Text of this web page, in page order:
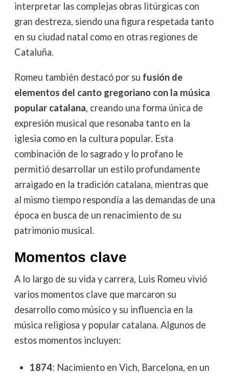
interpretar las complejas obras litúrgicas con
gran destreza, siendo una figura respetada tanto
en su ciudad natal como en otras regiones de
Cataluña.
Romeu también destacó por su fusión de
elementos del canto gregoriano con la música
popular catalana, creando una forma única de
expresión musical que resonaba tanto en la
iglesia como en la cultura popular. Esta
combinación de lo sagrado y lo profano le
permitió desarrollar un estilo profundamente
arraigado en la tradición catalana, mientras que
al mismo tiempo respondía a las demandas de una
época en busca de un renacimiento de su
patrimonio musical.
Momentos clave
A lo largo de su vida y carrera, Luis Romeu vivió
varios momentos clave que marcaron su
desarrollo como músico y su influencia en la
música religiosa y popular catalana. Algunos de
estos momentos incluyen:
1874: Nacimiento en Vich, Barcelona, en un